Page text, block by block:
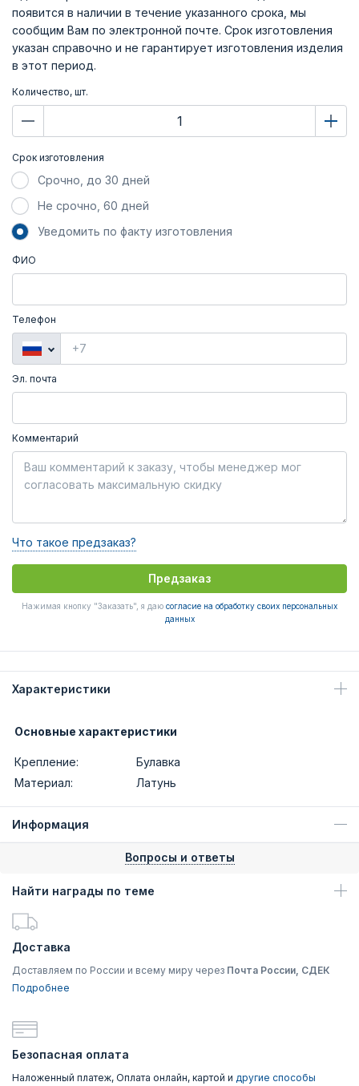
появится в наличии в течение указанного срока, мы
сообщим Вам по электронной почте. Срок изготовления
указан справочно и не гарантирует изготовления изделия
в этот период.
Количество, шт.
Срок изготовления
Срочно, до 30 дней
Не срочно, 60 дней
Уведомить по факту изготовления
ФИО
Телефон
Эл. почта
Комментарий
Что такое предзаказ?
Предзаказ
Нажимая кнопку "Заказать", я даю согласие на обработку своих персональных
данных
Характеристики
Основные характеристики
Крепление:
Булавка
Материал:
Латунь
Информация
Вопросы и ответы
Найти награды по теме
Доставка
Доставляем по России и всему миру через Почта России, СДЕК
Подробнее
Безопасная оплата
Наложенный платеж, Оплата онлайн, картой и другие способы